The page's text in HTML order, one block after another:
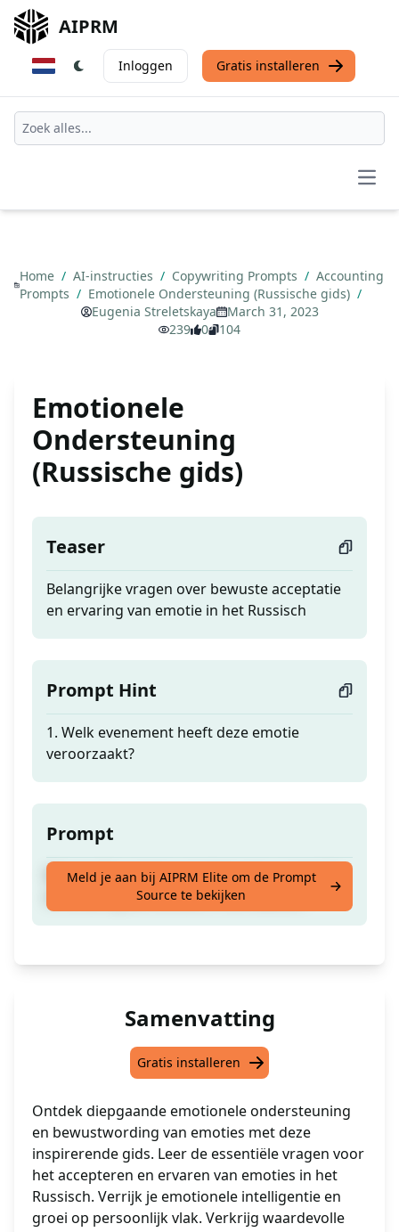
AIPRM
Inloggen Gratis installeren
Home / AI-instructies / Copywriting Prompts / Accounting
Prompts / Emotionele Ondersteuning (Russische gids) /
Eugenia Streletskaya
March 31, 2023
239
0 104
Emotionele
Ondersteuning
(Russische gids)
Teaser
Belangrijke vragen over bewuste acceptatie
en ervaring van emotie in het Russisch
Prompt Hint
1. Welk evenement heeft deze emotie
veroorzaakt?
Prompt
Belangrijke vragen over bewuste acceptatie
en ervaring van emotie in het Russisch
Meld je aan bij AIPRM Elite om de Prompt
Source te bekijken
Samenvatting
Gratis installeren
Ontdek diepgaande emotionele ondersteuning
en bewustwording van emoties met deze
inspirerende gids. Leer de essentiële vragen voor
het accepteren en ervaren van emoties in het
Russisch. Verrijk je emotionele intelligentie en
groei op persoonlijk vlak. Verkrijg waardevolle